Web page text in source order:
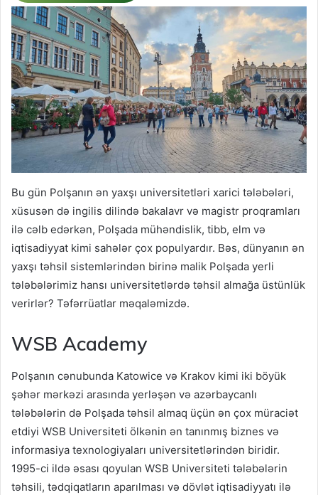
Bu gün Polşanın ən yaxşı universitetləri xarici tələbələri,
xüsusən də ingilis dilində bakalavr və magistr proqramları
ilə cəlb edərkən, Polşada mühəndislik, tibb, elm və
iqtisadiyyat kimi sahələr çox populyardır. Bəs, dünyanın ən
yaxşı təhsil sistemlərindən birinə malik Polşada yerli
tələbələrimiz hansı universitetlərdə təhsil almağa üstünlük
verirlər? Təfərrüatlar məqaləmizdə.
WSB Academy
Polşanın cənubunda Katowice və Krakov kimi iki böyük
şəhər mərkəzi arasında yerləşən və azərbaycanlı
tələbələrin də Polşada təhsil almaq üçün ən çox müraciət
etdiyi WSB Universiteti ölkənin ən tanınmış biznes və
informasiya texnologiyaları universitetlərindən biridir.
1995-ci ildə əsası qoyulan WSB Universiteti tələbələrin
təhsili, tədqiqatların aparılması və dövlət iqtisadiyyatı ilə